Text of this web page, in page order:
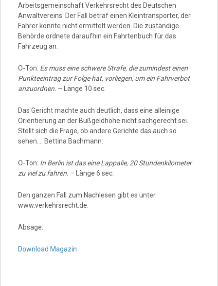
Arbeitsgemeinschaft Verkehrsrecht des Deutschen
Anwaltvereins. Der Fall betraf einen Kleintransporter, der
Fahrer konnte nicht ermittelt werden. Die zuständige
Behörde ordnete daraufhin ein Fahrtenbuch für das
Fahrzeug an.
O-Ton: Es muss eine schwere Strafe, die zumindest einen
Punkteeintrag zur Folge hat, vorliegen, um ein Fahrverbot
anzuordnen. – Länge 10 sec.
Das Gericht machte auch deutlich, dass eine alleinige
Orientierung an der Bußgeldhöhe nicht sachgerecht sei.
Stellt sich die Frage, ob andere Gerichte das auch so
sehen…. Bettina Bachmann:
O-Ton: In Berlin ist das eine Lappalie, 20 Stundenkilometer
zu viel zu fahren. – Länge 6 sec.
Den ganzen Fall zum Nachlesen gibt es unter
www.verkehrsrecht.de.
Absage.
Download Magazin